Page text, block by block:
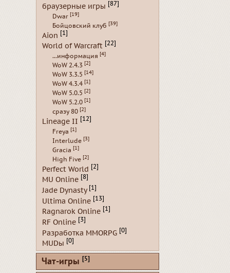
браузерные игры [87]
Dwar [19]
Бойцовский клуб [39]
Aion [1]
World of Warcraft [22]
...информация [4]
WoW 2.4.3 [2]
WoW 3.3.5 [14]
WoW 4.3.4 [1]
WoW 5.0.5 [2]
WoW 5.2.0 [1]
сразу 80 [2]
Lineage II [12]
Freya [1]
Interlude [3]
Gracia [1]
High Five [2]
Perfect World [2]
MU Online [8]
Jade Dynasty [1]
Ultima Online [13]
Ragnarok Online [1]
RF Online [3]
Разработка MMORPG [0]
MUDы [0]
Чат-игры [5]